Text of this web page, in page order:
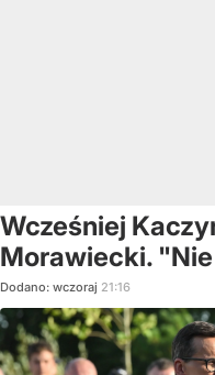
Wcześniej
Morawiecki.
Dodano: wczoraj 21:16